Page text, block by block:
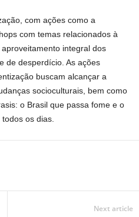
com ações como a
com temas relacionados à
integral dos
de desperdício. As ações
buscam alcançar a
socioculturais, bem como
o Brasil que passa fome e o
os dias.
Next article